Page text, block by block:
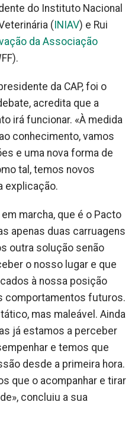
do Instituto Nacional
( INIAV) e Rui
da Associação
da CAP, foi o
acredita que a
irá funcionar. «À medida
conhecimento, vamos
e uma nova forma de
tal, temos novos
explicação.
marcha, que é o Pacto
apenas duas carruagens
outra solução senão
o nosso lugar e que
à nossa posição
comportamentos futuros.
mas maleável. Ainda
já estamos a perceber
e temos que
desde a primeira hora.
que o acompanhar e tirar
concluiu a sua